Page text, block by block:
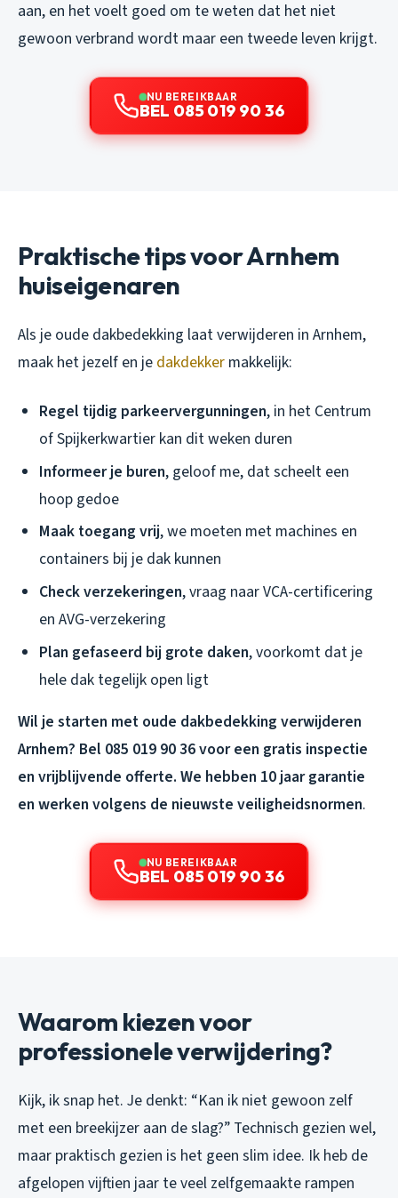
aan, en het voelt goed om te weten dat het niet
gewoon verbrand wordt maar een tweede leven krijgt.
NU BEREIKBAAR
BEL 085 019 90 36
Praktische tips voor Arnhem
huiseigenaren
Als je oude dakbedekking laat verwijderen in Arnhem,
maak het jezelf en je dakdekker makkelijk:
Regel tijdig parkeervergunningen, in het Centrum
of Spijkerkwartier kan dit weken duren
Informeer je buren, geloof me, dat scheelt een
hoop gedoe
Maak toegang vrij, we moeten met machines en
containers bij je dak kunnen
Check verzekeringen, vraag naar VCA-certificering
en AVG-verzekering
Plan gefaseerd bij grote daken, voorkomt dat je
hele dak tegelijk open ligt
Wil je starten met oude dakbedekking verwijderen
Arnhem? Bel 085 019 90 36 voor een gratis inspectie
en vrijblijvende offerte. We hebben 10 jaar garantie
en werken volgens de nieuwste veiligheidsnormen.
NU BEREIKBAAR
BEL 085 019 90 36
Waarom kiezen voor
professionele verwijdering?
Kijk, ik snap het. Je denkt: “Kan ik niet gewoon zelf
met een breekijzer aan de slag?” Technisch gezien wel,
maar praktisch gezien is het geen slim idee. Ik heb de
afgelopen vijftien jaar te veel zelfgemaakte rampen